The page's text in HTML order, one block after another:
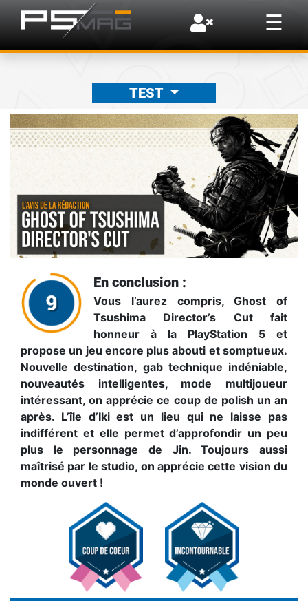
☰
×
TEST
En conclusion :
Vous l’aurez compris, Ghost of
Tsushima Director’s Cut fait
honneur à la PlayStation 5 et
propose un jeu encore plus abouti et somptueux.
Nouvelle destination, gab technique indéniable,
nouveautés intelligentes, mode multijoueur
intéressant, on apprécie ce coup de polish un an
après. L’île d’Iki est un lieu qui ne laisse pas
indifférent et elle permet d’approfondir un peu
plus le personnage de Jin. Toujours aussi
maîtrisé par le studio, on apprécie cette vision du
monde ouvert !